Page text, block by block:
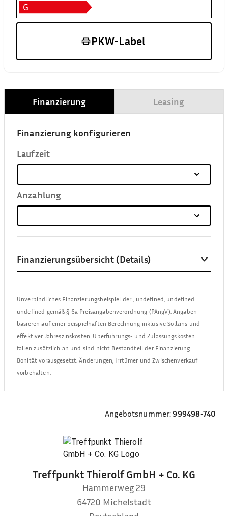
PKW-Label
Finanzierung Leasing
Finanzierung konfigurieren
Laufzeit
Anzahlung
Finanzierungsübersicht (Details)
Unverbindliches Finanzierungsbeispiel der, undefined, undefined
undefined gemäß § 6a Preisangabenverordnung (PAngV). Angaben
basieren auf einer beispielhaften Berechnung inklusive Sollzins und
effektiver Jahreszinskosten. Überführungs- und Zulassungskosten
fallen zusätzlich an und sind nicht Bestandteil der Finanzierung.
Bonität vorausgesetzt. Änderungen, Irrtümer und Zwischenverkauf
vorbehalten.
Angebotsnummer:999498-740
Treffpunkt Thierolf GmbH + Co. KG
Hammerweg 29
64720 Michelstadt